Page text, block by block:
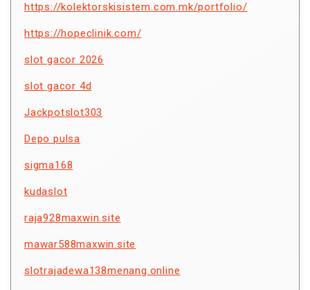
https://kolektorskisistem.com.mk/portfolio/
https://hopeclinik.com/
slot gacor 2026
slot gacor 4d
Jackpotslot303
Depo pulsa
sigma168
kudaslot
raja928maxwin.site
mawar588maxwin.site
slotrajadewa138menang.online